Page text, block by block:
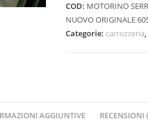
COD: MOTORINO
NUOVO ORIGINALE
Categorie: carrozzeria,
AGGIUNTIVE RECENSIONI